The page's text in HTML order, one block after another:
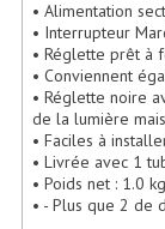
• Alimentation
• Interrupteur
• Réglette prêt à
• Conviennent
• Réglette noire
de la lumière
• Faciles à
• Livrée avec 1
• Poids net : 1.0
• - Plus que 2 de